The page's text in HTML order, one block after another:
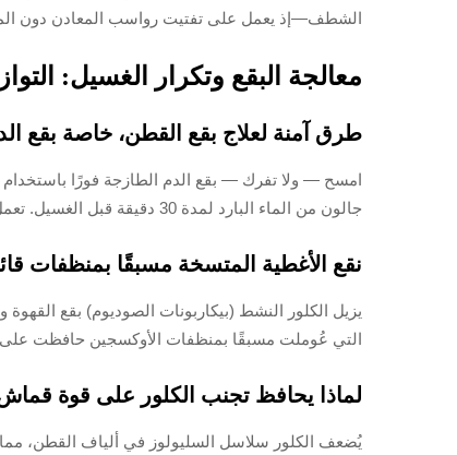
الشطف—إذ يعمل على تفتيت رواسب المعادن دون
معالجة البقع وتكرار الغسيل:
طرق آمنة لعلاج بقع القطن، خاصة بقع
امسح — ولا تفرك — بقع الدم الطازجة فورًا باستخدام
جالون من الماء البارد لمدة 30 دقيقة قبل الغسيل. تعمل المنظفات المعتمدة على الإنزيمات بكفاءة على تفكيك البقع العضوية دون الإضرار بألياف القطن.
نقع الأغطية المتسخة مسبقًا بمنظفات
التي عُوملت مسبقًا بمنظفات الأوكسجين حافظت على 18% أكثر من قوة الشد بعد 50 غسلة مقارنة بالأغطية المنقوعة في الكلور.
لماذا يحافظ تجنب الكلور على قوة
يُضعف الكلور سلاسل السليولوز في ألياف القطن، مما يؤدي إلى